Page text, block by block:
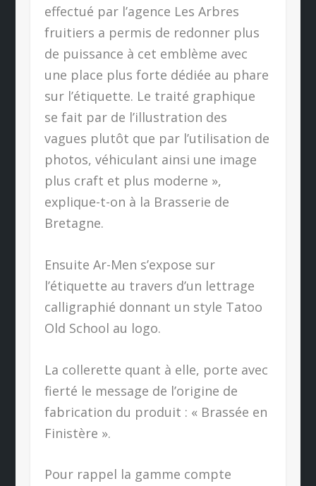
effectué par l’agence Les Arbres
fruitiers a permis de redonner plus
de puissance à cet emblème avec
une place plus forte dédiée au phare
sur l’étiquette. Le traité graphique
se fait par de l’illustration des
vagues plutôt que par l’utilisation de
photos, véhiculant ainsi une image
plus craft et plus moderne »,
explique-t-on à la Brasserie de
Bretagne.
Ensuite Ar-Men s’expose sur
l’étiquette au travers d’un lettrage
calligraphié donnant un style Tatoo
Old School au logo.
La collerette quant à elle, porte avec
fierté le message de l’origine de
fabrication du produit : « Brassée en
Finistère ».
Pour rappel la gamme compte